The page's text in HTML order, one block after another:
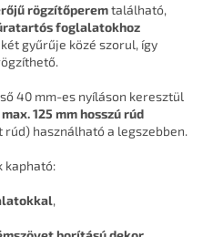
rögzítőperemtalálható,
foglalatokhoz
gyűrűje közé szorul, így
40 mm-es nyíláson keresztül
max. 125 mm hosszú rúd
rúd) használható a legszebben.
kapható:
,